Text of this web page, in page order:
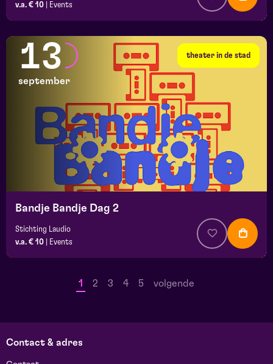
v.a. € 10
Events
theater in de stad
13
september
Bandje Bandje Dag 2
Stichting Laudio
v.a. € 10
Events
1 2 3 4 5 volgende
Contact & adres